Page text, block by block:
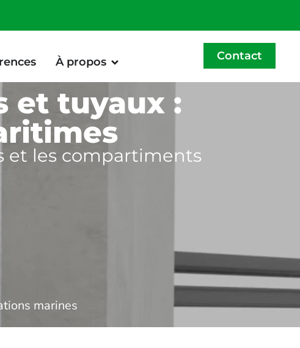
À propos Contact
et tuyaux :
et les compartiments
marines